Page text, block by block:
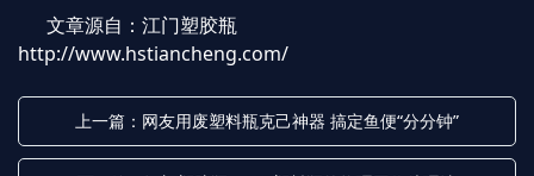
文章源自：江门塑胶瓶
http://www.hstiancheng.com/
上一篇：网友用废塑料瓶克己神器 搞定鱼便“分分钟”